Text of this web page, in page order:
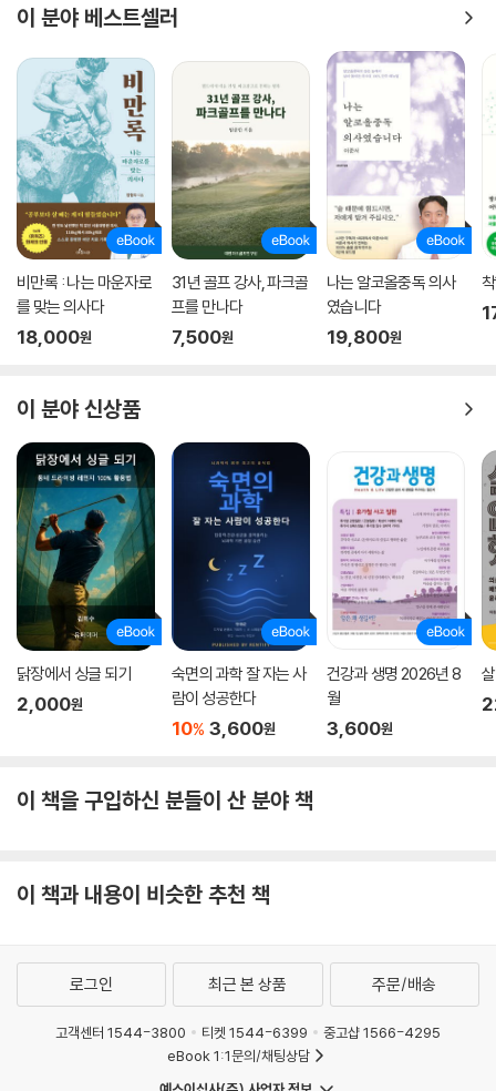
이 분야 베스트셀러
비만록 : 나는 마운자로
를 맞는 의사다
18,000원
31년 골프 강사, 파크골
프를 만나다
7,500원
나는 알코올중독 의사
였습니다
19,800원
이 분야 신상품
닭장에서 싱글 되기
2,000원
숙면의 과학 잘 자는 사
람이 성공한다
10% 3,600원
건강과 생명 2026년 8
월
3,600원
이 책을 구입하신 분들이 산 분야 책
이 책과 내용이 비슷한 추천 책
로그인 최근 본 상품 주문/배송
고객센터 1544-3800 티켓 1544-6399
중고샵 1566-4295
eBook 1:1문의/채팅상담